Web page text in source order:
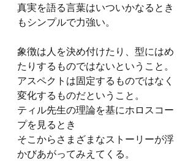
真実を語る言葉はいついかなるとき
もシンプルで力強い。
象徴は人を決め付けたり、型にはめ
たりするものではないということ。
アスペクトは固定するものではなく
変化するものだということ。
ティル先生の理論を基にホロスコー
プを見るとき
そこからさまざまなストーリーが浮
かびあがってみえてくる。